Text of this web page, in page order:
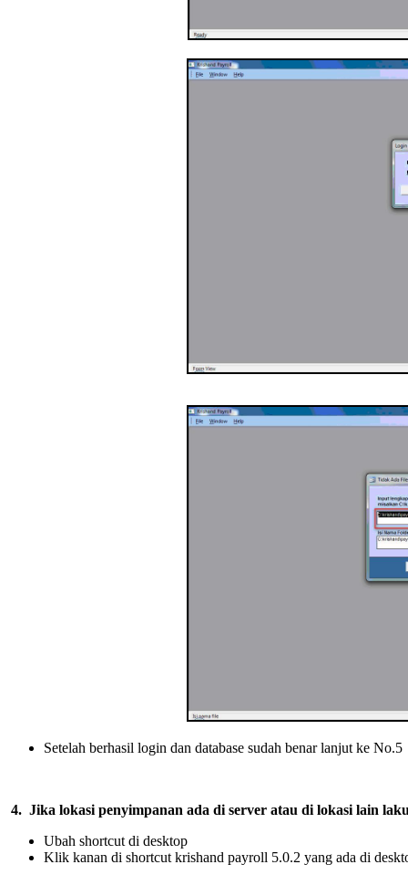
Setelah berhasil login dan database sudah benar lanjut ke No.5
4. Jika lokasi penyimpanan ada di server atau di lokasi lain
Ubah shortcut di desktop
Klik kanan di shortcut krishand payroll 5.0.2 yang ada di